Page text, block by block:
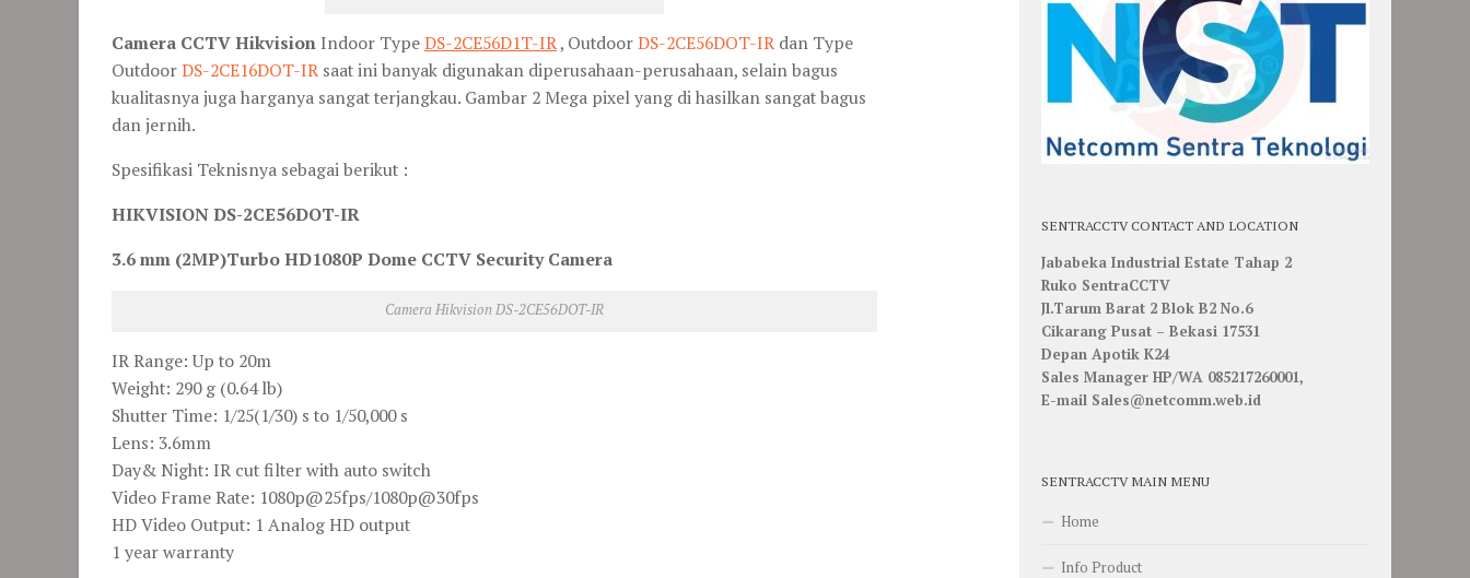
Camera CCTV Hikvision Indoor TypeDS-2CE56D1T-IR, OutdoorDS-2CE56DOT-IR dan Type
OutdoorDS-2CE16DOT-IR saat ini banyak digunakan diperusahaan-perusahaan, selain bagus
kualitasnya juga harganya sangat terjangkau. Gambar 2 Mega pixel yang di hasilkan sangat bagus
dan jernih.
Spesifikasi Teknisnya sebagai berikut :
HIKVISION DS-2CE56DOT-IR
3.6 mm (2MP)Turbo HD1080P Dome CCTV Security Camera
Camera Hikvision DS-2CE56DOT-IR
IR Range: Up to 20m
Weight: 290 g (0.64 lb)
Shutter Time: 1/25(1/30) s to 1/50,000 s
Lens: 3.6mm
Day& Night: IR cut filter with auto switch
Video Frame Rate: 1080p@25fps/1080p@30fps
HD Video Output: 1 Analog HD output
1 year warranty
SENTRACCTV CONTACT AND LOCATION
Jababeka Industrial Estate Tahap 2
Ruko SentraCCTV
Jl.Tarum Barat 2 Blok B2 No.6
Cikarang Pusat – Bekasi 17531
Depan Apotik K24
Sales Manager HP/WA 085217260001,
E-mail Sales@netcomm.web.id
SENTRACCTV MAIN MENU
Home
Info Product